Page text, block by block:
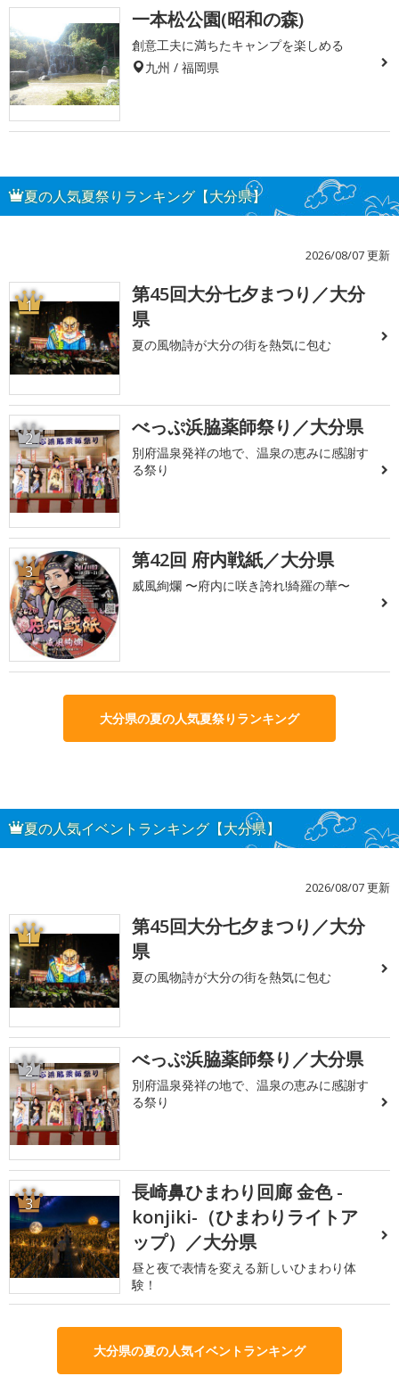
一本松公園(昭和の森)
創意工夫に満ちたキャンプを楽しめる
九州 / 福岡県
夏の人気夏祭りランキング【大分県】
2026/08/07 更新
1
第45回大分七夕まつり／大分
県
夏の風物詩が大分の街を熱気に包む
2 べっぷ浜脇薬師祭り／大分県
別府温泉発祥の地で、温泉の恵みに感謝す
る祭り
3 第42回 府内戦紙／大分県
威風絢爛 〜府内に咲き誇れ!綺羅の華〜
大分県の夏の人気夏祭りランキング
夏の人気イベントランキング【大分県】
2026/08/07 更新
1
第45回大分七夕まつり／大分
県
夏の風物詩が大分の街を熱気に包む
2 べっぷ浜脇薬師祭り／大分県
別府温泉発祥の地で、温泉の恵みに感謝す
る祭り
3
長崎鼻ひまわり回廊 金色 -
konjiki-（ひまわりライトア
ップ）／大分県
昼と夜で表情を変える新しいひまわり体
験！
大分県の夏の人気イベントランキング